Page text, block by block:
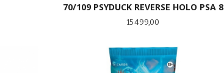
70/109 PSYDUCK REVERSE HOLO PSA 8
Pris
15 499,00
KJØP